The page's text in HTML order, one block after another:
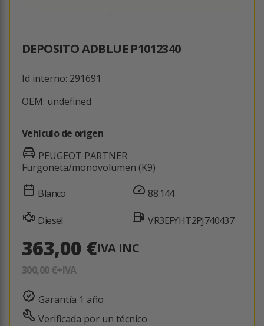
DEPOSITO ADBLUE P1012340
Id interno: 291691
OEM: undefined
Vehículo de origen
PEUGEOT PARTNER
Furgoneta/monovolumen (K9)
Blanco
Diesel
88.144
VR3EFYHT2PJ740437
363,00 €IVA INC
300,00 €+IVA
Garantía 1 año
Verificada por un técnico